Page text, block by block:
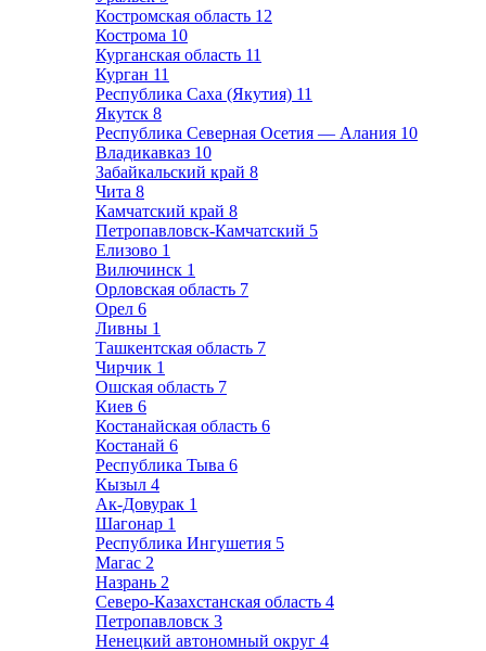
Костромская область 12
Кострома 10
Курганская область 11
Курган 11
Республика Саха (Якутия) 11
Якутск 8
Республика Северная Осетия — Алания 10
Владикавказ 10
Забайкальский край 8
Чита 8
Камчатский край 8
Петропавловск-Камчатский 5
Елизово 1
Вилючинск 1
Орловская область 7
Орел 6
Ливны 1
Ташкентская область 7
Чирчик 1
Ошская область 7
Киев 6
Костанайская область 6
Костанай 6
Республика Тыва 6
Кызыл 4
Ак-Довурак 1
Шагонар 1
Республика Ингушетия 5
Магас 2
Назрань 2
Северо-Казахстанская область 4
Петропавловск 3
Ненецкий автономный округ 4